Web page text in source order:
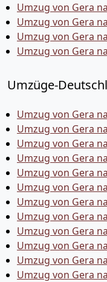
Umzug von Gera
Umzug von Gera
Umzug von Gera
Umzug von Gera
Umzüge-
Umzug von Gera
Umzug von Gera
Umzug von Gera
Umzug von Gera
Umzug von Gera
Umzug von Gera
Umzug von Gera
Umzug von Gera
Umzug von Gera
Umzug von Gera
Umzug von Gera
Umzug von Gera